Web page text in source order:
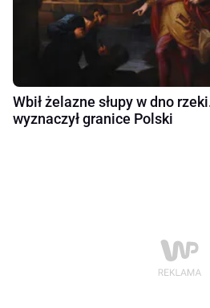
Wbił żelazne słupy w dno
wyznaczył granice Polski